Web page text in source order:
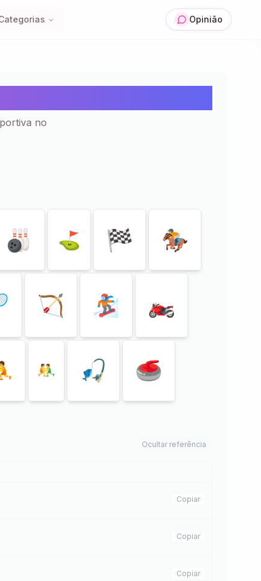
Opinião
no
🎳 ️⛳️ 🏁 🏇
🏹 🏂 🏍
🤼‍♂️ 🎣 🥌
Ocultar referência
Copiar
Copiar
Copiar